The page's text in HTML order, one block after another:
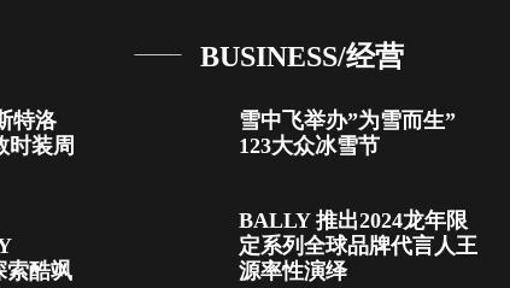
特洛
时装周
索酷飒
BUSINESS/经营
雪中飞举办”为雪而生”
123大众冰雪节
BALLY 推出2024龙年限
定系列全球品牌代言人王
源率性演绎